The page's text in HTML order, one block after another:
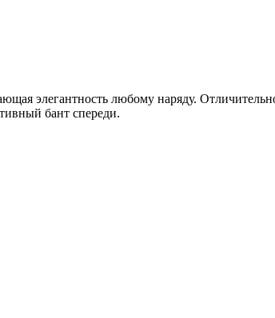
элегантность любому наряду.
бант спереди.